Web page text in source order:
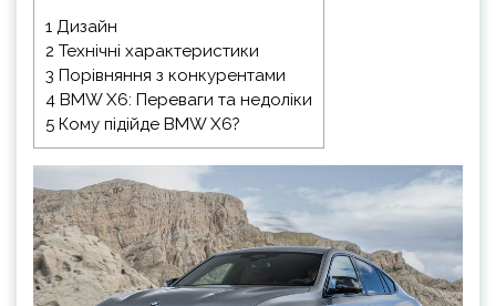
1 Дизайн
2 Технічні характеристики
3 Порівняння з конкурентами
4 BMW X6: Переваги та недоліки
5 Кому підійде BMW X6?